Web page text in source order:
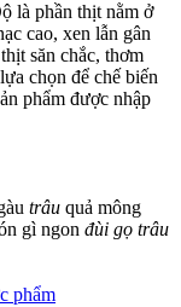
là phần thịt nằm ở
cao, xen lẫn gân
săn chắc, thơm
chọn để chế biến
phẩm được nhập
trâu quả mông
gì ngon đùi gọ trâu
phẩm